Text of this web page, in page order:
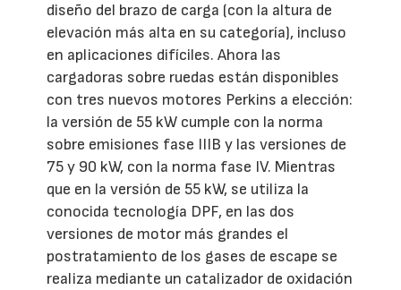
diseño del brazo de carga (con la altura de
elevación más alta en su categoría), incluso
en aplicaciones difíciles. Ahora las
cargadoras sobre ruedas están disponibles
con tres nuevos motores Perkins a elección:
la versión de 55 kW cumple con la norma
sobre emisiones fase IIIB y las versiones de
75 y 90 kW, con la norma fase IV. Mientras
que en la versión de 55 kW, se utiliza la
conocida tecnología DPF, en las dos
versiones de motor más grandes el
postratamiento de los gases de escape se
realiza mediante un catalizador de oxidación